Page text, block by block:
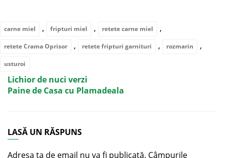
carne miel , fripturi miel , retete carne miel ,
retete Crama Oprisor , retete fripturi garnituri , rozmarin ,
usturoi
Lichior de nuci verzi
Paine de Casa cu Plamadeala
LASĂ UN RĂSPUNS
Adresa ta de email nu va fi publicată. Câmpurile